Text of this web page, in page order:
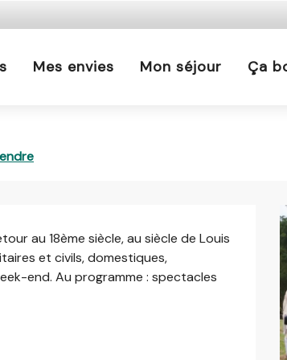
jour de 21h à 5h en Ille-et-Vilaine
Mes envies Mon séjour Ça
au 18ème siècle, au siècle de Louis
et civils, domestiques,
end. Au programme : spectacles